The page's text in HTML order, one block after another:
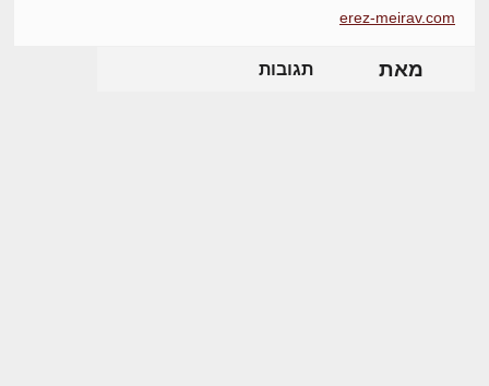
erez-meirav.com
מאת תגובות